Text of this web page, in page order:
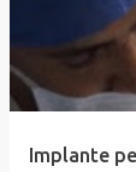
Implante